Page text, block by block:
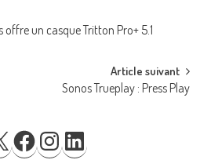
offre un casque Tritton Pro+ 5.1
Article suivant
Sonos Trueplay : Press Play